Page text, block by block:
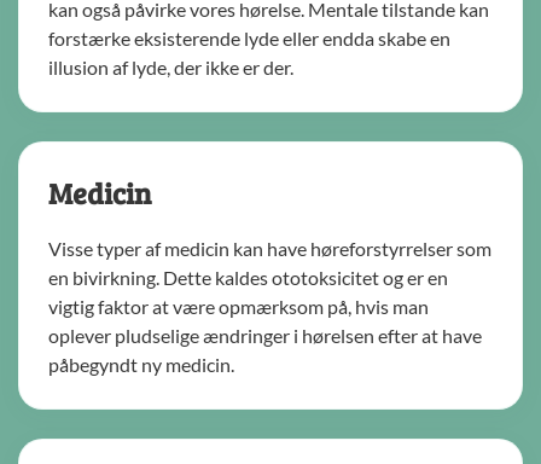
kan også påvirke vores hørelse. Mentale tilstande kan
forstærke eksisterende lyde eller endda skabe en
illusion af lyde, der ikke er der.
Medicin
Visse typer af medicin kan have høreforstyrrelser som
en bivirkning. Dette kaldes ototoksicitet og er en
vigtig faktor at være opmærksom på, hvis man
oplever pludselige ændringer i hørelsen efter at have
påbegyndt ny medicin.